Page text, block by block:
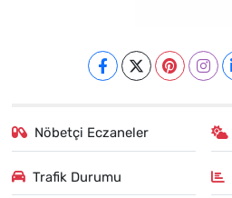
Nöbetçi Eczaneler
Trafik Durumu